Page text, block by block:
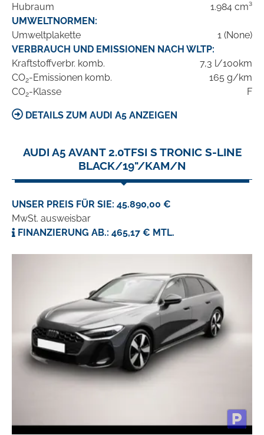
Hubraum
1.984 cm³
UMWELTNORMEN:
Umweltplakette
1 (None)
VERBRAUCH UND EMISSIONEN NACH WLTP:
Kraftstoffverbr. komb.
7,3 l/100km
CO2-Emissionen komb.
165 g/km
CO2-Klasse F
DETAILS ZUM AUDI A5 ANZEIGEN
AUDI A5 AVANT 2.0TFSI S TRONIC S-LINE
BLACK/19"/KAM/N
UNSER PREIS FÜR SIE: 45.890,00 €
MwSt. ausweisbar
FINANZIERUNG AB.: 465,17 € MTL.